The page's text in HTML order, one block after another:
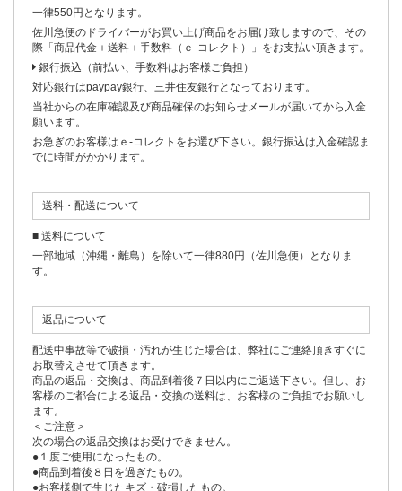
一律550円となります。
佐川急便のドライバーがお買い上げ商品をお届け致しますので、その
際「商品代金＋送料＋手数料（ｅ-コレクト）」をお支払い頂きます。
銀行振込（前払い、手数料はお客様ご負担）
対応銀行はpaypay銀行、三井住友銀行となっております。
当社からの在庫確認及び商品確保のお知らせメールが届いてから入金
願います。
お急ぎのお客様はｅ-コレクトをお選び下さい。銀行振込は入金確認ま
でに時間がかかります。
送料・配送について
■ 送料について
一部地域（沖縄・離島）を除いて一律880円（佐川急便）となりま
す。
返品について
配送中事故等で破損・汚れが生じた場合は、弊社にご連絡頂きすぐに
お取替えさせて頂きます。
商品の返品・交換は、商品到着後７日以内にご返送下さい。但し、お
客様のご都合による返品・交換の送料は、お客様のご負担でお願いし
ます。
＜ご注意＞
次の場合の返品交換はお受けできません。
●１度ご使用になったもの。
●商品到着後８日を過ぎたもの。
●お客様側で生じたキズ・破損したもの。